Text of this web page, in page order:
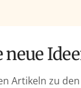
neue
Artikeln zu